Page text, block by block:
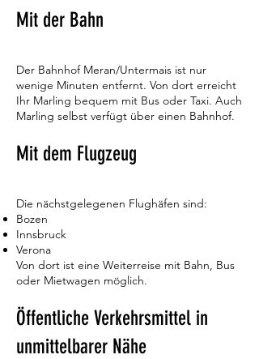
Mit der Bahn
Der Bahnhof Meran/Untermais ist nur
wenige Minuten entfernt. Von dort erreicht
Ihr Marling bequem mit Bus oder Taxi. Auch
Marling selbst verfügt über einen Bahnhof.
Mit dem Flugzeug
Die nächstgelegenen Flughäfen sind:
Bozen
Innsbruck
Verona
Von dort ist eine Weiterreise mit Bahn, Bus
oder Mietwagen möglich.
Öffentliche Verkehrsmittel in
unmittelbarer Nähe